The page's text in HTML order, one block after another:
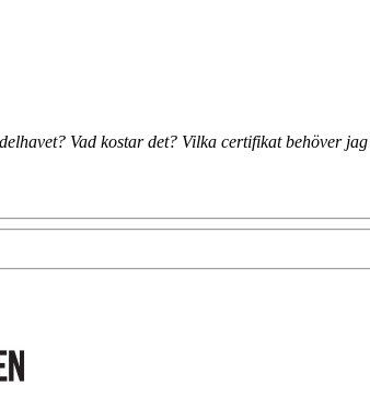
Vad kostar det? Vilka certifikat behöver